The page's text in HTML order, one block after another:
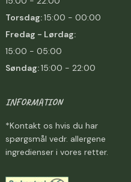
Torsdag:15:00 - 00:00
Fredag - Lørdag:
15:00 - 05:00
Søndag:15:00 - 22:00
INFORMATION
*Kontakt os hvis du har
spørgsmål vedr. allergene
ingredienser i vores retter.